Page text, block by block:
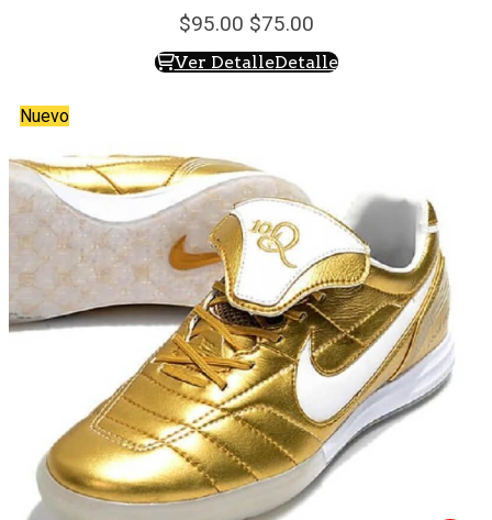
95.00 75.00
Ver DetalleDetalle
Nuevo